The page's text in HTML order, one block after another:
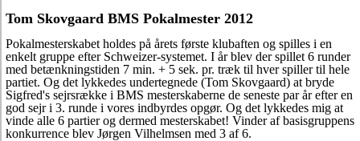
Tom Skovgaard BMS Pokalmester 2012
Pokalmesterskabet holdes på årets første klubaften og spilles i en
enkelt gruppe efter Schweizer-systemet. I år blev der spillet 6 runder
med betænkningstiden 7 min. + 5 sek. pr. træk til hver spiller til hele
partiet. Og det lykkedes undertegnede (Tom Skovgaard) at bryde
Sigfred's sejrsrække i BMS mesterskaberne de seneste par år efter en
god sejr i 3. runde i vores indbyrdes opgør. Og det lykkedes mig at
vinde alle 6 partier og dermed mesterskabet! Vinder af basisgruppens
konkurrence blev Jørgen Vilhelmsen med 3 af 6.